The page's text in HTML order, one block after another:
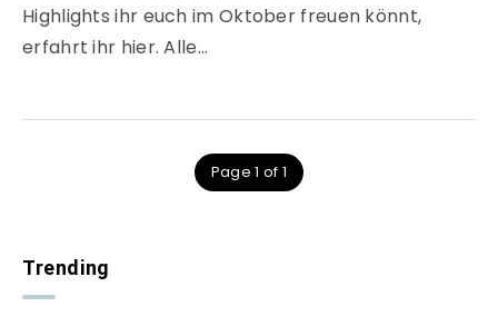
Highlights ihr euch im Oktober freuen könnt,
erfahrt ihr hier. Alle…
Page 1 of 1
Trending